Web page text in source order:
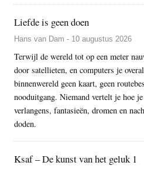
Liefde is geen doen
Hans van Dam - 10 augustus 2026
Terwijl de wereld tot op een meter
door satellieten, en computers je
binnenwereld geen kaart, geen
nooduitgang. Niemand vertelt je hoe
verlangens, fantasieën, dromen en
doden.
Ksaf – De kunst van het geluk 1